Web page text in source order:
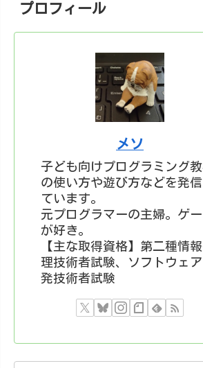
プロフィール
メソ
子ども向けプログラミング
の使い方や遊び方などを発
ています。
元プログラマーの主婦。ゲ
が好き。
【主な取得資格】第二種情
理技術者試験、ソフトウェア
発技術者試験